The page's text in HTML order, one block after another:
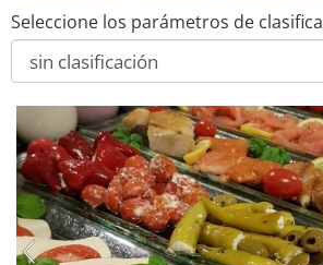
Seleccione los parámetros de